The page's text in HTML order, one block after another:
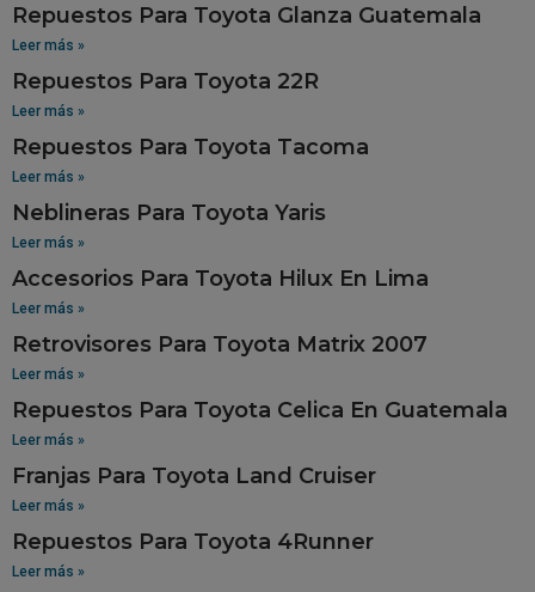
Repuestos Para Toyota Glanza Guatemala
Leer más »
Repuestos Para Toyota 22R
Leer más »
Repuestos Para Toyota Tacoma
Leer más »
Neblineras Para Toyota Yaris
Leer más »
Accesorios Para Toyota Hilux En Lima
Leer más »
Retrovisores Para Toyota Matrix 2007
Leer más »
Repuestos Para Toyota Celica En Guatemala
Leer más »
Franjas Para Toyota Land Cruiser
Leer más »
Repuestos Para Toyota 4Runner
Leer más »